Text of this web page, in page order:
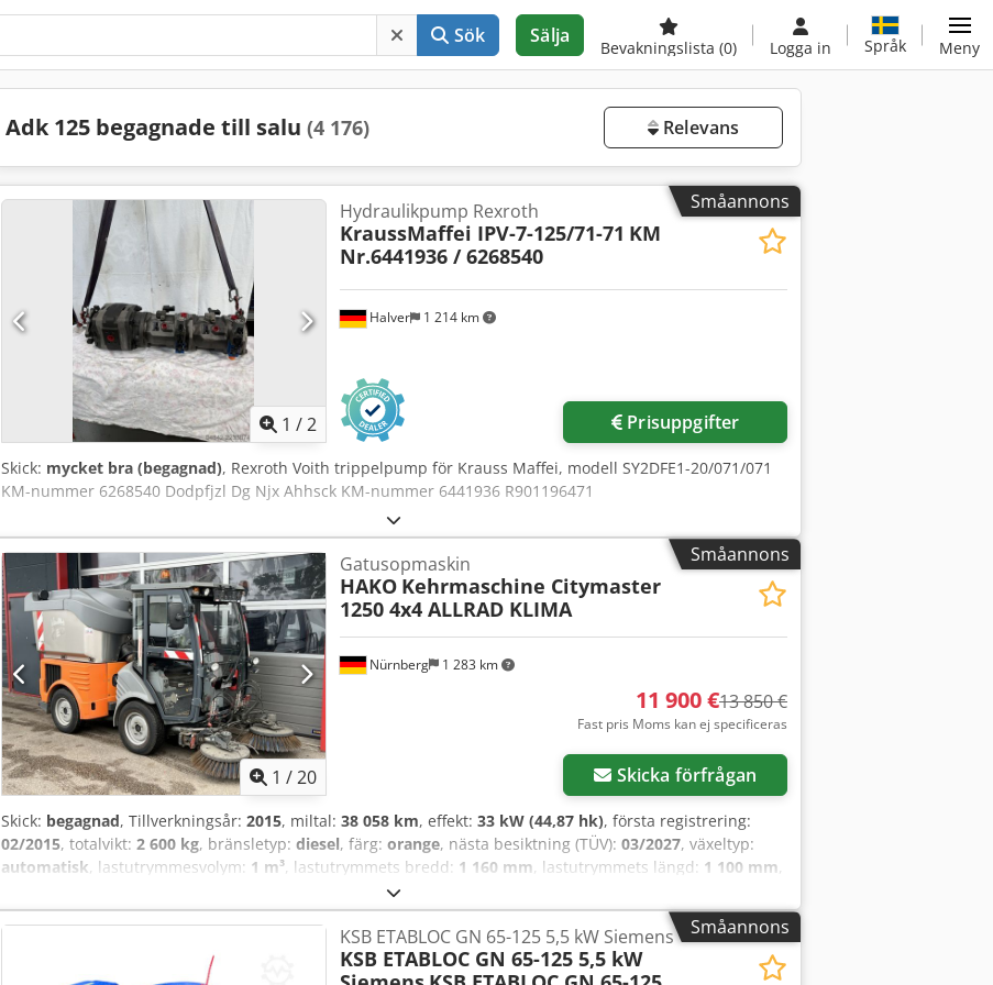
Sök Sälja
Bevakningslista (0) Logga in Språk Meny
Adk 125 begagnade till salu (4 176) Relevans
Småannons
1 /2
Halver 1 214 km
Hydraulikpump Rexroth
KraussMaffei IPV-7-125/71-71 KM
Nr.6441936 / 6268540
Prisuppgifter
Skick: mycket bra (begagnad), Rexroth Voith trippelpump för Krauss Maffei, modell SY2DFE1-20/071/071
KM-nummer 6268540 Dodpfjzl Dg Njx Ahhsck KM-nummer 6441936 R901196471
Småannons
1 /20
Nürnberg 1 283 km
Gatusopmaskin
HAKO Kehrmaschine Citymaster
1250 4x4 ALLRAD KLIMA
11 900 €13 850 €
Fast pris Moms kan ej specificeras
Skicka förfrågan
Skick: begagnad, Tillverkningsår: 2015, miltal: 38 058 km, effekt: 33 kW (44,87 hk), första registrering:
02/2015, totalvikt: 2 600 kg, bränsletyp: diesel, färg: orange, nästa besiktning (TÜV): 03/2027, växeltyp:
automatisk, lastutrymmesvolym: 1 m³, lastutrymmets bredd: 1 160 mm, lastutrymmets längd: 1 100 mm,
, Utrustning:
för kundförfrågningar: 122 ----Extrautrustning * 6 959 driftstimmar * 38 058 km körsträcka *
Klimatanläggning * 4 x 4 – fyrhjulsdrift * Hydraulik fram och bak * Överdel kan tippas * Godkänd för
vägtrafik Djdpfxozgzdhs Ahhsck * Video finns tillgängligt * Grundfärg: orange Sopmaskin: * Certifierad
Småannons
KSB ETABLOC GN 65-125 5,5 kW Siemens
KSB ETABLOC GN 65-125 5,5 kW